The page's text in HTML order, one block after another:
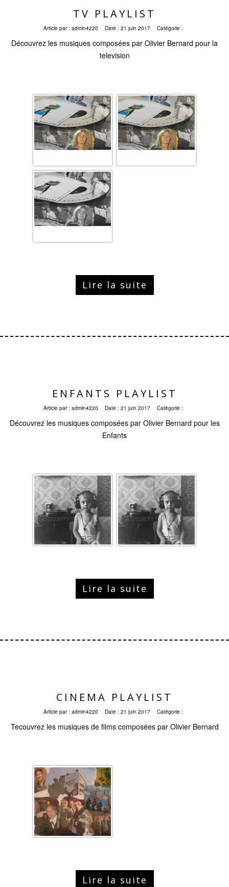
TV PLAYLIST
Article par : admin4220 Date : 21 juin 2017 Catégorie :
Découvrez les musiques composées par Olivier Bernard pour la
television
Lire la suite
ENFANTS PLAYLIST
Article par : admin4220 Date : 21 juin 2017 Catégorie :
Découvrez les musiques composées par Olivier Bernard pour les
Enfants
Lire la suite
CINEMA PLAYLIST
Article par : admin4220 Date : 21 juin 2017 Catégorie :
Tecouvrez les musiques de films composées par Olivier Bernard
Lire la suite